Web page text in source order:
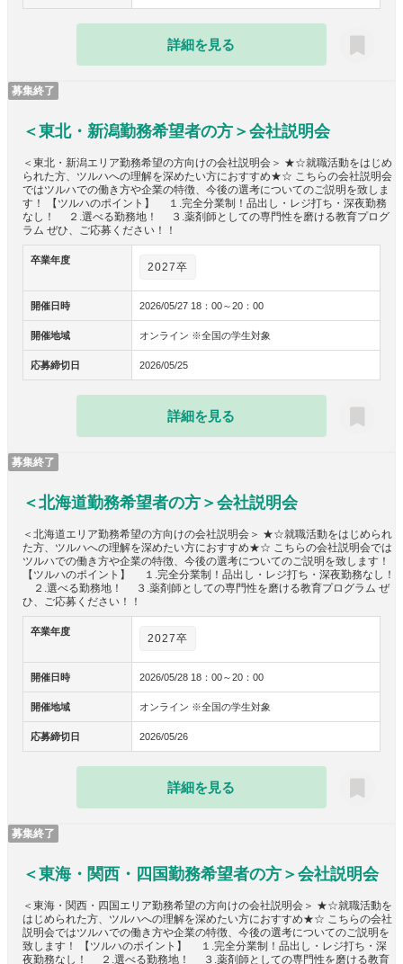
詳細を見る
募集終了
＜東北・新潟勤務希望者の方＞会社説明会
＜東北・新潟エリア勤務希望の方向けの会社説明会＞ ★☆就職活動をはじめ
られた方、ツルハへの理解を深めたい方におすすめ★☆ こちらの会社説明会
ではツルハでの働き方や企業の特徴、今後の選考についてのご説明を致しま
す！ 【ツルハのポイント】 １.完全分業制！品出し・レジ打ち・深夜勤務
なし！ ２.選べる勤務地！ ３.薬剤師としての専門性を磨ける教育プログ
ラム ぜひ、ご応募ください！！
卒業年度
2027卒
開催日時 2026/05/27 18：00～20：00
開催地域 オンライン ※全国の学生対象
応募締切日 2026/05/25
詳細を見る
募集終了
＜北海道勤務希望者の方＞会社説明会
＜北海道エリア勤務希望の方向けの会社説明会＞ ★☆就職活動をはじめられ
た方、ツルハへの理解を深めたい方におすすめ★☆ こちらの会社説明会では
ツルハでの働き方や企業の特徴、今後の選考についてのご説明を致します！
【ツルハのポイント】 １.完全分業制！品出し・レジ打ち・深夜勤務なし！
２.選べる勤務地！ ３.薬剤師としての専門性を磨ける教育プログラム ぜ
ひ、ご応募ください！！
卒業年度
2027卒
開催日時 2026/05/28 18：00～20：00
開催地域 オンライン ※全国の学生対象
応募締切日 2026/05/26
詳細を見る
募集終了
＜東海・関西・四国勤務希望者の方＞会社説明会
＜東海・関西・四国エリア勤務希望の方向けの会社説明会＞ ★☆就職活動を
はじめられた方、ツルハへの理解を深めたい方におすすめ★☆ こちらの会社
説明会ではツルハでの働き方や企業の特徴、今後の選考についてのご説明を
致します！ 【ツルハのポイント】 １.完全分業制！品出し・レジ打ち・深
夜勤務なし！ ２.選べる勤務地！ ３.薬剤師としての専門性を磨ける教育